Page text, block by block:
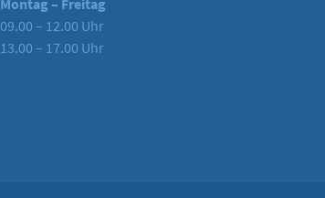
09.00 – 12.00 Uhr
13.00 – 17.00 Uhr